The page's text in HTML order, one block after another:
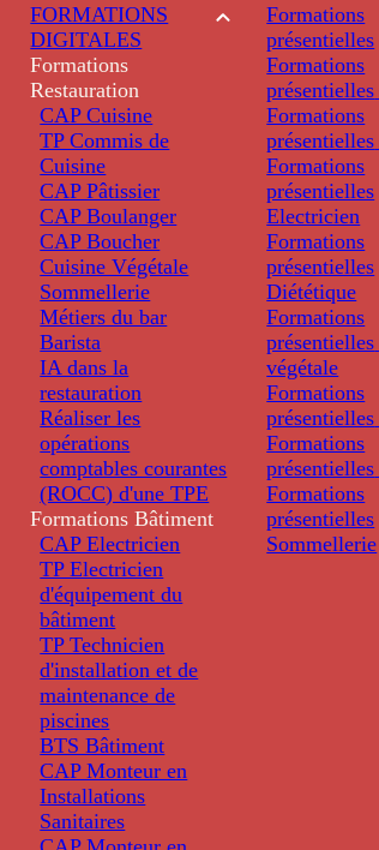
FORMATIONS
DIGITALES
Formations
Restauration
CAP Cuisine
TP Commis de
Cuisine
CAP Pâtissier
CAP Boulanger
CAP Boucher
Cuisine Végétale
Sommellerie
Métiers du bar
Barista
IA dans la
restauration
Réaliser les
opérations
comptables courantes
(ROCC) d'une TPE
Formations Bâtiment
CAP Electricien
TP Electricien
d'équipement du
bâtiment
TP Technicien
d'installation et de
maintenance de
piscines
BTS Bâtiment
CAP Monteur en
Installations
Sanitaires
Formations
présentielles
Formations
présentielles
Formations
présentielles
Formations
présentielles
Electricien
Formations
présentielles
Diététique
Formations
présentielles
végétale
Formations
présentielles
Formations
présentielles
Formations
présentielles
Sommellerie